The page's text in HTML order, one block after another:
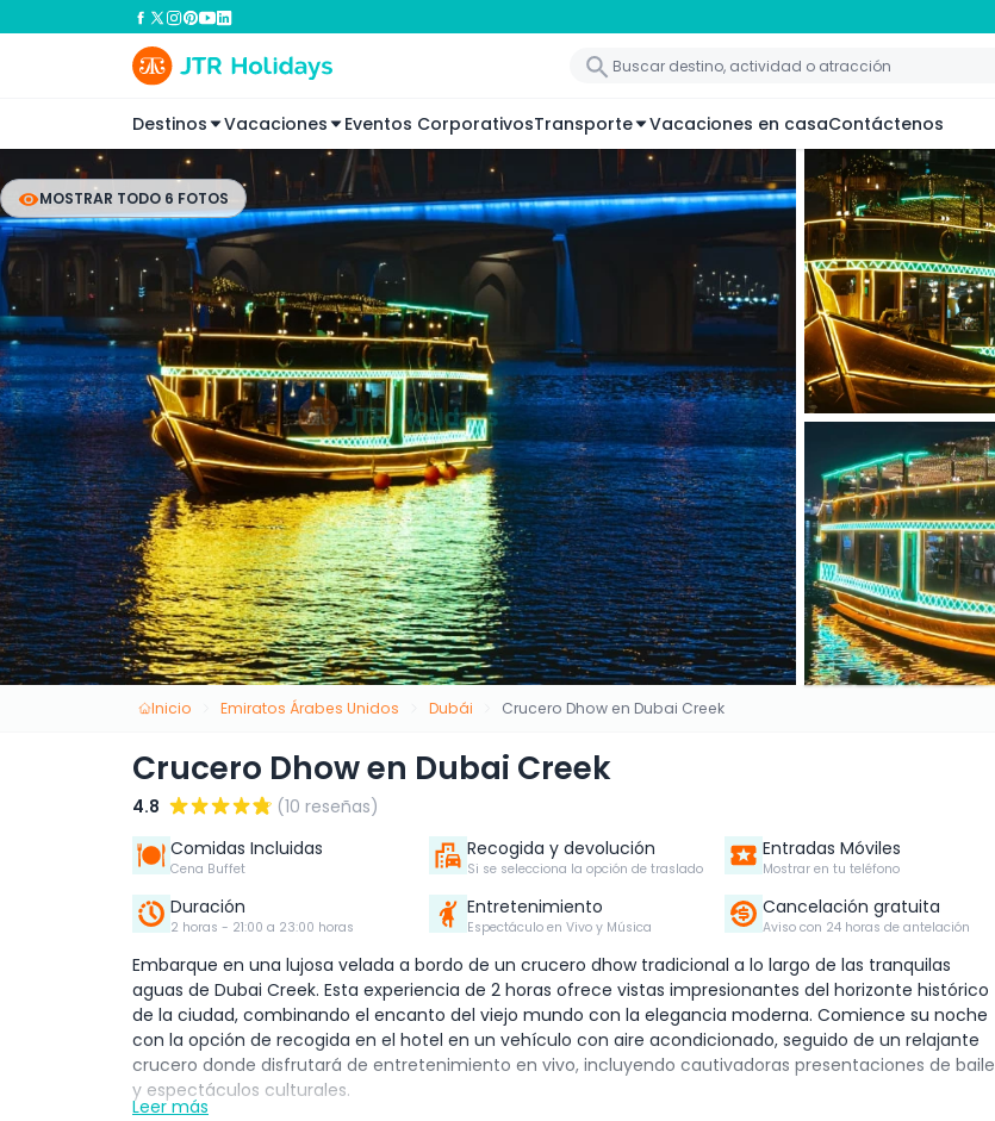
Destinos Vacaciones Eventos CorporativosTransporte Vacaciones en casaContáctenos
MOSTRAR TODO 6 FOTOS
Inicio Emiratos Árabes Unidos Dubái Crucero Dhow en Dubai Creek
Crucero Dhow en Dubai Creek
4.8
(10 reseñas)
Comidas Incluidas
Cena Buffet
Recogida y devolución
Si se selecciona la opción de traslado
Entradas Móviles
Mostrar en tu teléfono
Duración
2 horas - 21:00 a 23:00 horas
Entretenimiento
Espectáculo en Vivo y Música
Cancelación gratuita
Aviso con 24 horas de antelación
Embarque en una lujosa velada a bordo de un crucero dhow tradicional a lo largo de las tranquilas
aguas de Dubai Creek. Esta experiencia de 2 horas ofrece vistas impresionantes del horizonte histórico
de la ciudad, combinando el encanto del viejo mundo con la elegancia moderna. Comience su noche
con la opción de recogida en el hotel en un vehículo con aire acondicionado, seguido de un relajante
crucero donde disfrutará de entretenimiento en vivo, incluyendo cautivadoras presentaciones de baile
y espectáculos culturales.
Leer más